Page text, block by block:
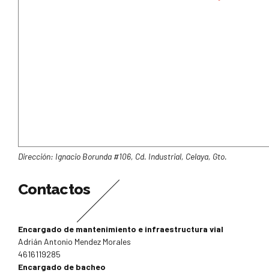
Dirección: Ignacio Borunda #106, Cd. Industrial, Celaya, Gto.
Contactos
Encargado de mantenimiento e infraestructura vial
Adrián Antonio Mendez Morales
4616119285
Encargado de bacheo